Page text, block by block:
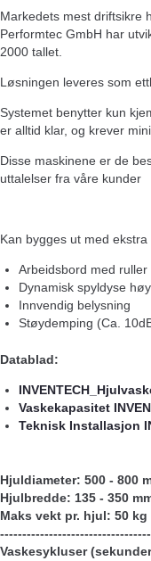
Markedets mest driftsikre
Performtec GmbH har
2000 tallet.
Løsningen leveres som
Systemet benytter kun
er alltid klar, og krever
Disse maskinene er de
uttalelser fra våre kunder
Kan bygges ut med ekstra
Arbeidsbord med ruller
Dynamisk spyldyse
Innvendig belysning
Støydemping (Ca.
Datablad:
Vaskekapasitet
Teknisk Installasjon
Hjuldiameter: 500 - 800
Hjulbredde: 135 - 350
Maks vekt pr. hjul: 50 kg
Vaskesykluser